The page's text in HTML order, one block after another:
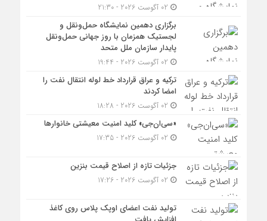
برگزاری دهمین نمایشگاه حمل‌ونقل و
لجستیک همزمان با روز جهانی حمل‌ونقل
پایدار سازمان ملل متحد
ترکیه و عراق قرارداد خط لوله انتقال نفت را
امضا کردند
«سی‌ان‌جی» کلید امنیت معیشتی خانوارها
جزئیات تازه از اصلاح قیمت بنزین
تولید نفت اعضای اوپک پلاس روی کاغذ